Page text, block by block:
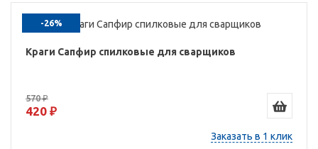
-26%
Краги Сапфир спилковые для сварщиков
570 ₽
420 ₽
Заказать в 1 клик